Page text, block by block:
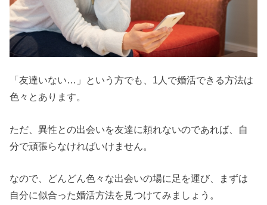
「友達いない…」という方でも、1人で婚活できる方法は
色々とあります。
ただ、異性との出会いを友達に頼れないのであれば、自
分で頑張らなければいけません。
なので、どんどん色々な出会いの場に足を運び、まずは
自分に似合った婚活方法を見つけてみましょう。